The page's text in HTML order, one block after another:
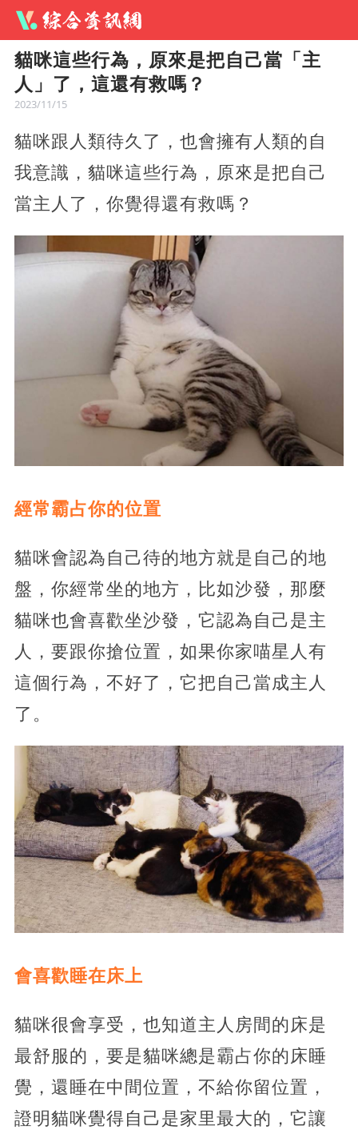
貓咪這些行為，原來是把自己當「主
人」了，這還有救嗎？
2023/11/15
貓咪跟人類待久了，也會擁有人類的自
我意識，貓咪這些行為，原來是把自己
當主人了，你覺得還有救嗎？
經常霸占你的位置
貓咪會認為自己待的地方就是自己的地
盤，你經常坐的地方，比如沙發，那麼
貓咪也會喜歡坐沙發，它認為自己是主
人，要跟你搶位置，如果你家喵星人有
這個行為，不好了，它把自己當成主人
了。
會喜歡睡在床上
貓咪很會享受，也知道主人房間的床是
最舒服的，要是貓咪總是霸占你的床睡
覺，還睡在中間位置，不給你留位置，
證明貓咪覺得自己是家里最大的，它讓